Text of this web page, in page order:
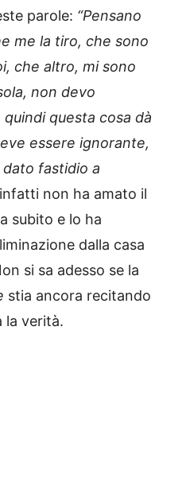
parole: “Pensano
me la tiro, che sono
che altro, mi sono
non devo
questa cosa dà
essere ignorante,
fastidio a
non ha amato il
subito e lo ha
dalla casa
si sa adesso se la
stia ancora recitando
la verità.